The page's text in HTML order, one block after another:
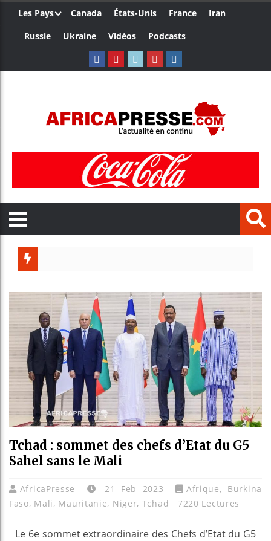
Les Pays Canada États-Unis France
Iran
Russie
Ukraine Vidéos Podcasts
Guinée
Bénin :
Tchad : sommet des chefs d’Etat du G5
Sahel sans le Mali
AfricaPresse 21 Feb 2023 Afrique, Burkina
Faso, Mali, Mauritanie, Niger, Tchad 7220 Lectures
Le 6e sommet extraordinaire des Chefs d’Etat du G5